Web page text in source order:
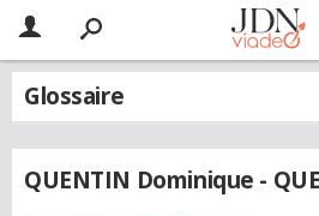
Glossaire
QUENTIN Dominique -